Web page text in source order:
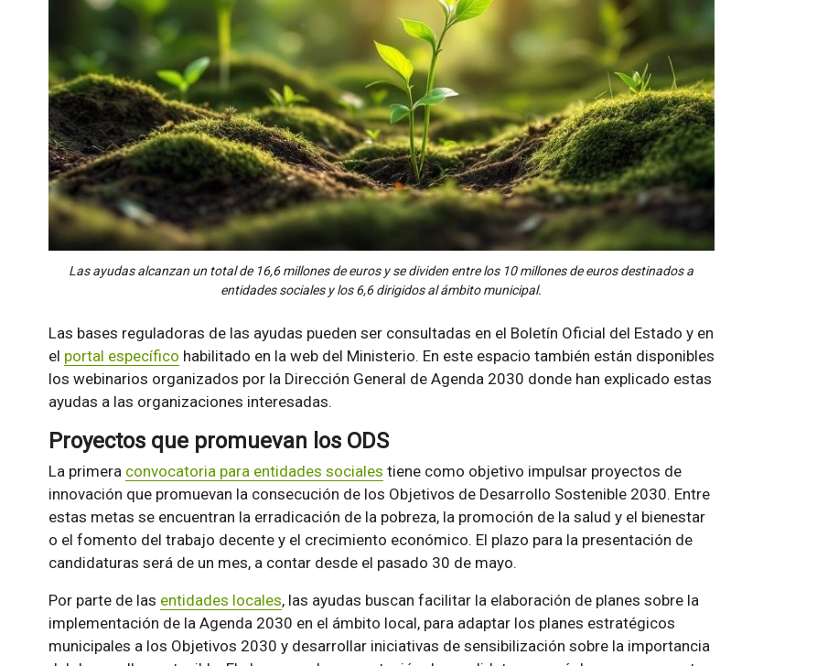
Las ayudas alcanzan un total de 16,6 millones de euros y se dividen entre los 10 millones de euros destinados a
entidades sociales y los 6,6 dirigidos al ámbito municipal.
Las bases reguladoras de las ayudas pueden ser consultadas en el Boletín Oficial del Estado y en
el portal específico habilitado en la web del Ministerio. En este espacio también están disponibles
los webinarios organizados por la Dirección General de Agenda 2030 donde han explicado estas
ayudas a las organizaciones interesadas.
Proyectos que promuevan los ODS
La primera convocatoria para entidades sociales tiene como objetivo impulsar proyectos de
innovación que promuevan la consecución de los Objetivos de Desarrollo Sostenible 2030. Entre
estas metas se encuentran la erradicación de la pobreza, la promoción de la salud y el bienestar
o el fomento del trabajo decente y el crecimiento económico. El plazo para la presentación de
candidaturas será de un mes, a contar desde el pasado 30 de mayo.
Por parte de las entidades locales, las ayudas buscan facilitar la elaboración de planes sobre la
implementación de la Agenda 2030 en el ámbito local, para adaptar los planes estratégicos
municipales a los Objetivos 2030 y desarrollar iniciativas de sensibilización sobre la importancia